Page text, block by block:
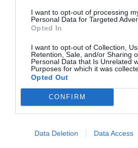
I want to opt-out of processing
Personal Data for Targeted
Opted In
I want to opt-out of Collection,
Retention, Sale, and/or Sharing
Personal Data that Is Unrelated
Purposes for which it was
Opted Out
CONFIRM
Data Deletion Data Access
Ο ΚΑΙΡΟΣ
33